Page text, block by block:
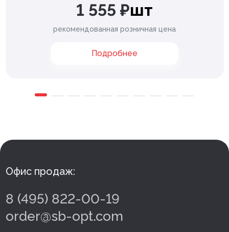
1 555 ₽шт
рекомендованная розничная цена
Подробнее
Офис продаж:
8 (495) 822-00-19
order@sb-opt.com